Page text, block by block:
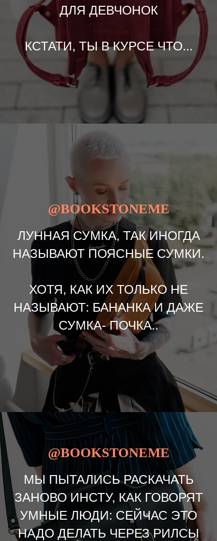
ДЛЯ ДЕВЧОНОК
КСТАТИ, ТЫ В КУРСЕ ЧТО...
@BOOKSTONEME
ЛУННАЯ СУМКА, ТАК ИНОГДА
НАЗЫВАЮТ ПОЯСНЫЕ СУМКИ.
ХОТЯ, КАК ИХ ТОЛЬКО НЕ
НАЗЫВАЮТ: БАНАНКА И ДАЖЕ
СУМКА- ПОЧКА..
@BOOKSTONEME
МЫ ПЫТАЛИСЬ РАСКАЧАТЬ
ЗАНОВО ИНСТУ, КАК ГОВОРЯТ
УМНЫЕ ЛЮДИ: СЕЙЧАС ЭТО
НАДО ДЕЛАТЬ ЧЕРЕЗ РИЛСЫ